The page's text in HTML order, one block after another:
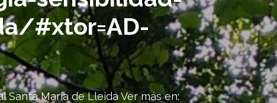
#xtor=AD-
Santa Maria de Lleida Ver más en: